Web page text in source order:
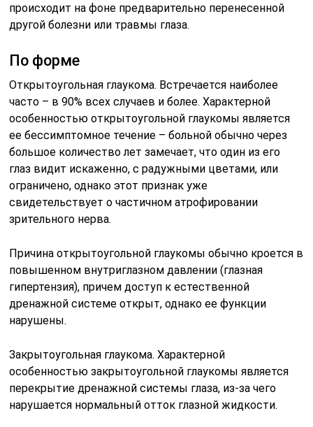
происходит на фоне предварительно перенесенной
другой болезни или травмы глаза.
По форме
Открытоугольная глаукома. Встречается наиболее
часто – в 90% всех случаев и более. Характерной
особенностью открытоугольной глаукомы является
ее бессимптомное течение – больной обычно через
большое количество лет замечает, что один из его
глаз видит искаженно, с радужными цветами, или
ограничено, однако этот признак уже
свидетельствует о частичном атрофировании
зрительного нерва.
Причина открытоугольной глаукомы обычно кроется в
повышенном внутриглазном давлении (глазная
гипертензия), причем доступ к естественной
дренажной системе открыт, однако ее функции
нарушены.
Закрытоугольная глаукома. Характерной
особенностью закрытоугольной глаукомы является
перекрытие дренажной системы глаза, из-за чего
нарушается нормальный отток глазной жидкости.